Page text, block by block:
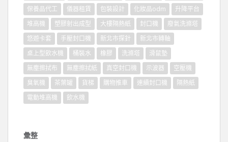
保養品代工
儀器租賃 包裝設計 化妝品odm
升降平台
堆高機
塑膠射出成型 大樓隔熱紙 封口機
廢氣洗滌塔
悠遊卡套
手壓封口機 新北市探針
新北市轉軸
桌上型飲水機
桶裝水 橡膠 洗滌塔
滑鼠墊
無塵擦拭布
無塵擦拭紙 真空封口機 示波器
空壓機
臭氧機
茶葉罐 貨梯 購物推車 連續封口機
隔熱紙
電動堆高機
飲水機
彙整